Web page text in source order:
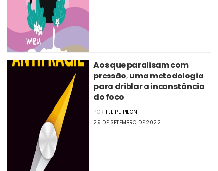
Aos que paralisam com
pressão, uma metodologia
para driblar a inconstância
do foco
POR FELIPE PILON
29 DE SETEMBRO DE 2022